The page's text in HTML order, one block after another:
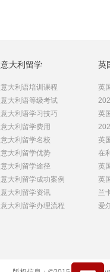
意大利留学
意大利语培训课程
意大利语等级考试
意大利语学习技巧
意大利留学费用
意大利留学名校
意大利留学优势
意大利留学途径
意大利留学成功案例
意大利留学资讯
意大利留学办理流程
英
英
英
英
在
英
英
兰
爱